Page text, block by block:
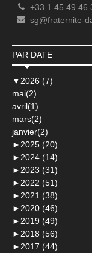
+33 1 45 49 46
sg@fraternite-
PAR DATE
▼ 2026 (7)
mai(2)
avril(1)
mars(2)
janvier(2)
► 2025 (20)
► 2024 (14)
► 2023 (31)
► 2022 (51)
► 2021 (38)
► 2020 (46)
► 2019 (49)
► 2018 (56)
► 2017 (44)